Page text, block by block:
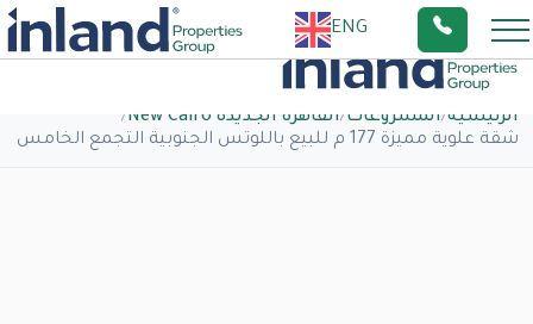
ENG
الرئيسية/المشروعات/القاهرة الجديدة New Cairo
/
شقة علوية مميزة 177 م للبيع باللوتس الجنوبية التجمع الخامس